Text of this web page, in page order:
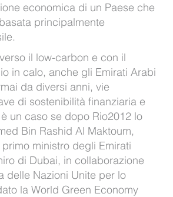
economica di un Paese che
principalmente
il low-carbon e con il
in calo, anche gli Emirati Arabi
da diversi anni, vie
di sostenibilità finanziaria e
un caso se dopo Rio2012 lo
Bin Rashid Al Maktoum,
ministro degli Emirati
di Dubai, in collaborazione
delle Nazioni Unite per lo
la World Green Economy